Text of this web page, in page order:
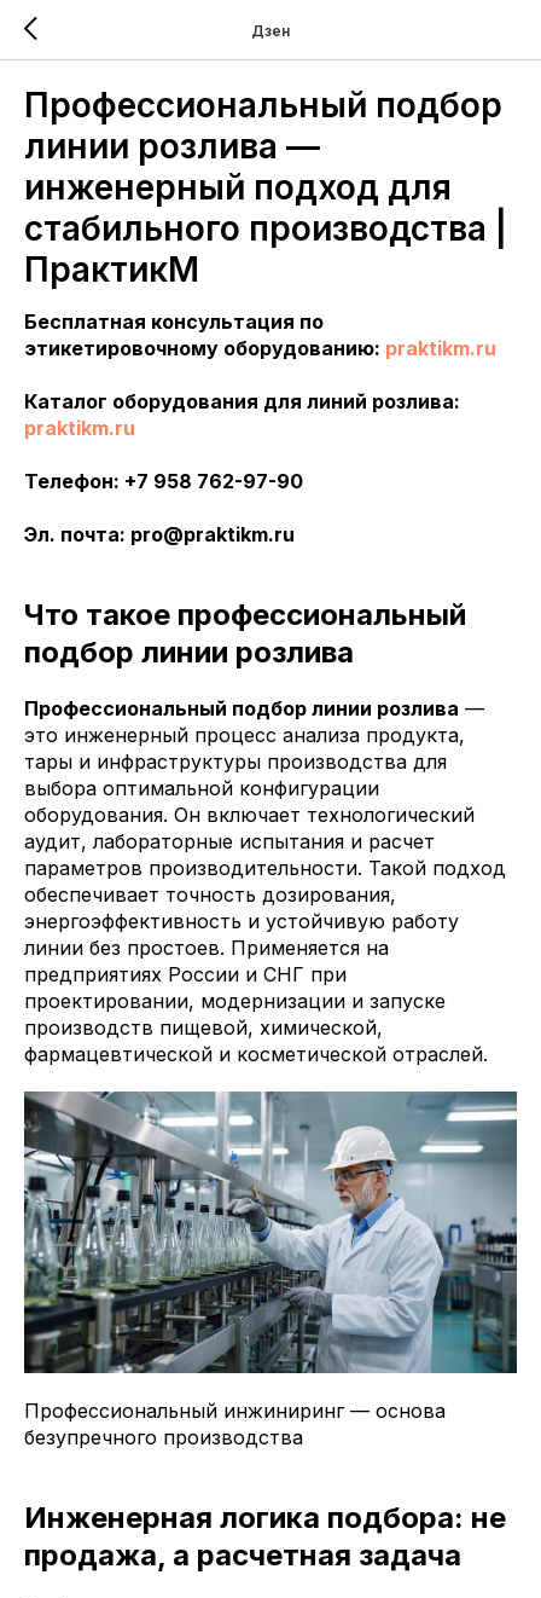
Дзен
Профессиональный подбор
линии розлива —
инженерный подход для
стабильного производства |
ПрактикМ
Бесплатная консультация по
этикетировочному оборудованию: praktikm.ru
Каталог оборудования для линий розлива:
praktikm.ru
Телефон: +7 958 762-97-90
Эл. почта: pro@praktikm.ru
Что такое профессиональный
подбор линии розлива
Профессиональный подбор линии розлива —
это инженерный процесс анализа продукта,
тары и инфраструктуры производства для
выбора оптимальной конфигурации
оборудования. Он включает технологический
аудит, лабораторные испытания и расчет
параметров производительности. Такой подход
обеспечивает точность дозирования,
энергоэффективность и устойчивую работу
линии без простоев. Применяется на
предприятиях России и СНГ при
проектировании, модернизации и запуске
производств пищевой, химической,
фармацевтической и косметической отраслей.
Профессиональный инжиниринг — основа
безупречного производства
Инженерная логика подбора: не
продажа, а расчетная задача